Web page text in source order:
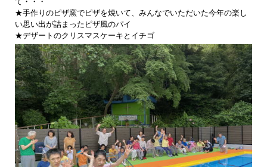
★手作りのピザ窯でピザを焼いて、みんなでいただいた今年の楽し
い思い出が詰まったピザ風のパイ
★デザートのクリスマスケーキとイチゴ